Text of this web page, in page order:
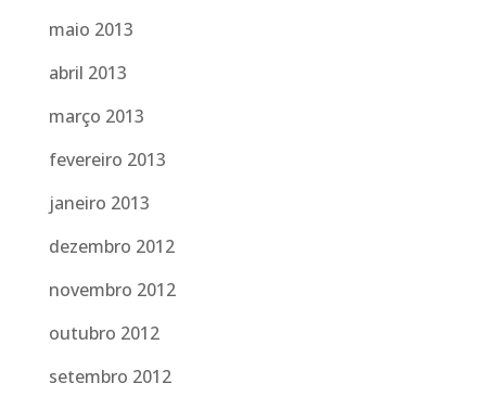
maio 2013
abril 2013
março 2013
fevereiro 2013
janeiro 2013
dezembro 2012
novembro 2012
outubro 2012
setembro 2012